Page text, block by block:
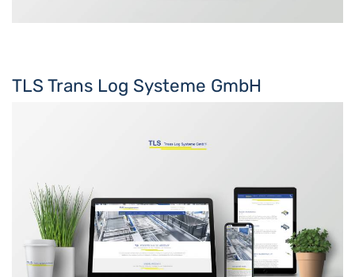
TLS Trans Log Systeme GmbH